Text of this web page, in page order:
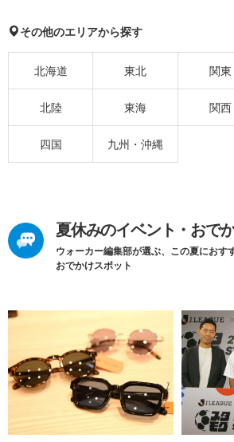
その他のエリアから探す
北海道 東北 関東
北陸 東海 関西
四国 九州・沖縄
夏休みのイベント・おで
ウォーカー編集部が選ぶ、この夏におす
おでかけスポット